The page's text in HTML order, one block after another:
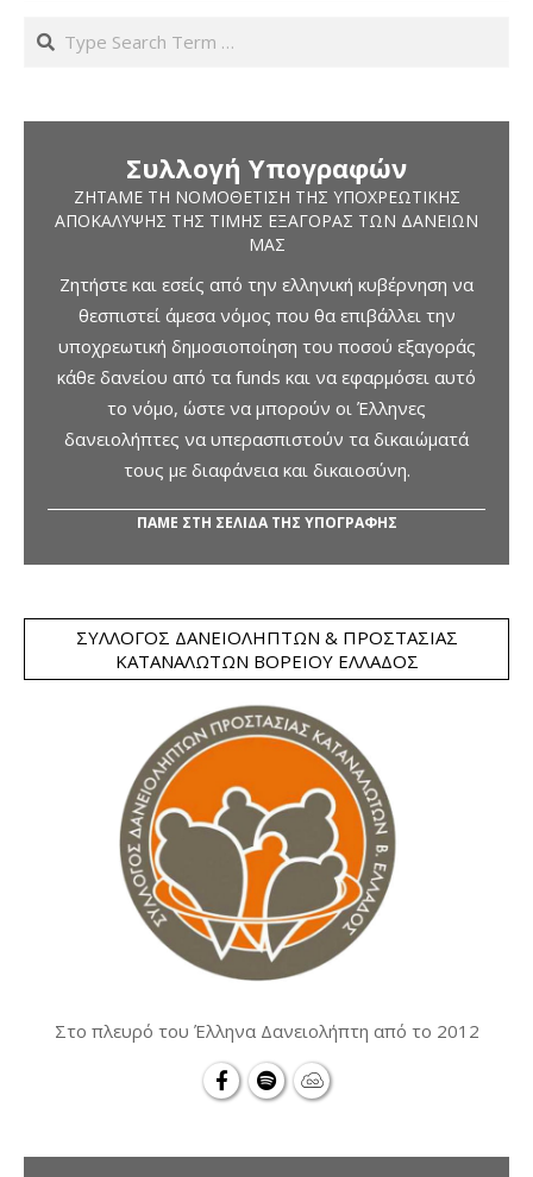
Search
Συλλογή Υπογραφών
ΖΗΤΆΜΕ ΤΗ ΝΟΜΟΘΈΤΙΣΗ ΤΗΣ ΥΠΟΧΡΕΩΤΙΚΉΣ
ΑΠΟΚΆΛΥΨΗΣ ΤΗΣ ΤΙΜΉΣ ΕΞΑΓΟΡΆΣ ΤΩΝ ΔΑΝΕΊΩΝ
ΜΑΣ
Ζητήστε και εσείς από την ελληνική κυβέρνηση να
θεσπιστεί άμεσα νόμος που θα επιβάλλει την
υποχρεωτική δημοσιοποίηση του ποσού εξαγοράς
κάθε δανείου από τα funds και να εφαρμόσει αυτό
το νόμο, ώστε να μπορούν οι Έλληνες
δανειολήπτες να υπερασπιστούν τα δικαιώματά
τους με διαφάνεια και δικαιοσύνη.
ΠΑΜΕ ΣΤΗ ΣΕΛΙΔΑ ΤΗΣ ΥΠΟΓΡΑΦΗΣ
ΣΎΛΛΟΓΟΣ ΔΑΝΕΙΟΛΗΠΤΏΝ & ΠΡΟΣΤΑΣΊΑΣ
ΚΑΤΑΝΑΛΩΤΏΝ ΒΟΡΕΊΟΥ ΕΛΛΆΔΟΣ
Στο πλευρό του Έλληνα Δανειολήπτη από το 2012